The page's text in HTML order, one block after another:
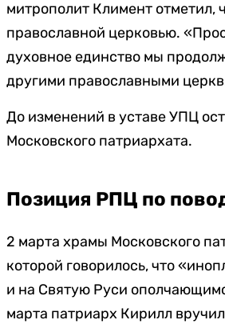
митрополит Климент отметил,
православной церковью.
духовное единство мы
другими православными
До изменений в уставе УПЦ
Московского патриархата.
Позиция РПЦ по
2 марта храмы Московского
которой говорилось, что
и на Святую Руси
марта патриарх Кирилл